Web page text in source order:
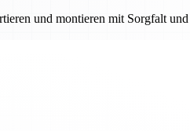
und montieren mit Sorgfalt